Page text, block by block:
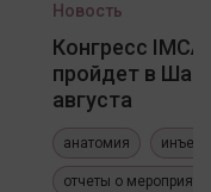
Новость
Конгресс
пройдет в
августа
анатомия
отчеты о